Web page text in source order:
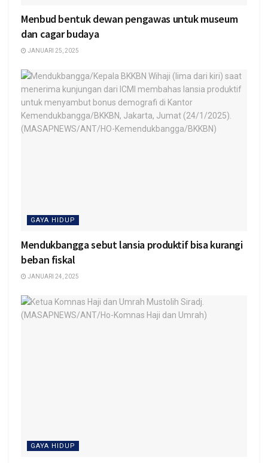
Menbud bentuk dewan pengawas untuk museum
dan cagar budaya
JANUARI 25, 2025
GAYA HIDUP
Mendukbangga sebut lansia produktif bisa kurangi
beban fiskal
JANUARI 24, 2025
GAYA HIDUP